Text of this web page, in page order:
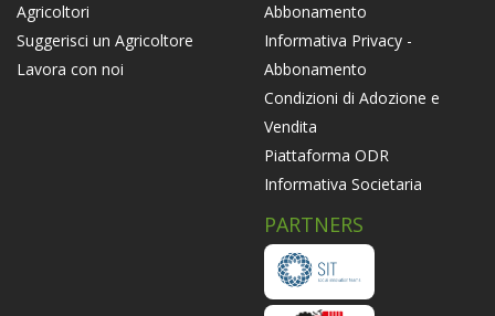
Agricoltori
Suggerisci un Agricoltore
Lavora con noi
Abbonamento
Informativa Privacy -
Abbonamento
Condizioni di Adozione e
Vendita
Piattaforma ODR
Informativa Societaria
PARTNERS